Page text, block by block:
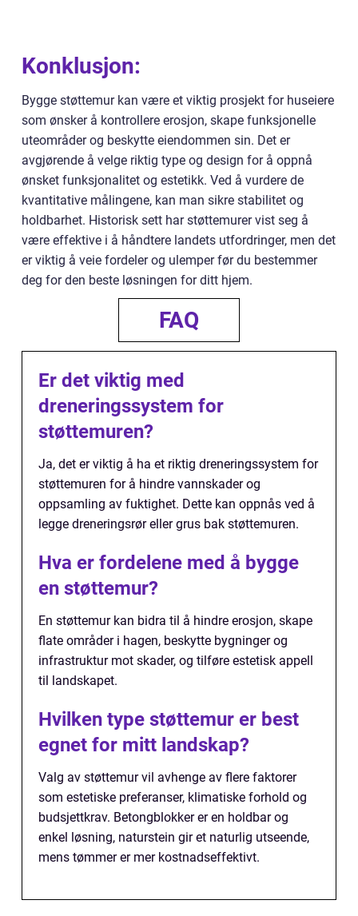
Konklusjon:
Bygge støttemur kan være et viktig prosjekt for huseiere
som ønsker å kontrollere erosjon, skape funksjonelle
uteområder og beskytte eiendommen sin. Det er
avgjørende å velge riktig type og design for å oppnå
ønsket funksjonalitet og estetikk. Ved å vurdere de
kvantitative målingene, kan man sikre stabilitet og
holdbarhet. Historisk sett har støttemurer vist seg å
være effektive i å håndtere landets utfordringer, men det
er viktig å veie fordeler og ulemper før du bestemmer
deg for den beste løsningen for ditt hjem.
FAQ
Er det viktig med
dreneringssystem for
støttemuren?
Ja, det er viktig å ha et riktig dreneringssystem for
støttemuren for å hindre vannskader og
oppsamling av fuktighet. Dette kan oppnås ved å
legge dreneringsrør eller grus bak støttemuren.
Hva er fordelene med å bygge
en støttemur?
En støttemur kan bidra til å hindre erosjon, skape
flate områder i hagen, beskytte bygninger og
infrastruktur mot skader, og tilføre estetisk appell
til landskapet.
Hvilken type støttemur er best
egnet for mitt landskap?
Valg av støttemur vil avhenge av flere faktorer
som estetiske preferanser, klimatiske forhold og
budsjettkrav. Betongblokker er en holdbar og
enkel løsning, naturstein gir et naturlig utseende,
mens tømmer er mer kostnadseffektivt.